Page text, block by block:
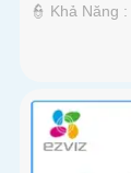
️👮 Khả Năng :